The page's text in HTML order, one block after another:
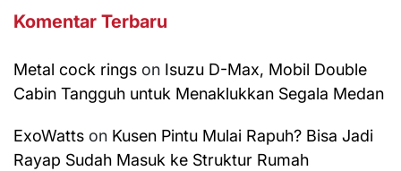
Komentar Terbaru
Metal cock rings on Isuzu D-Max, Mobil Double
Cabin Tangguh untuk Menaklukkan Segala Medan
ExoWatts on Kusen Pintu Mulai Rapuh? Bisa Jadi
Rayap Sudah Masuk ke Struktur Rumah